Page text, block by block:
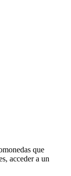
que
acceder a un